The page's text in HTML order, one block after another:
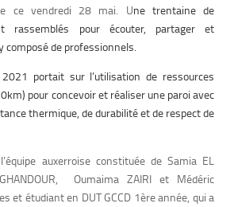
ce vendredi 28 mai. Une trentaine de
rassemblés pour écouter, partager et
composé de professionnels.
portait sur l’utilisation de ressources
pour concevoir et réaliser une paroi avec
thermique, de durabilité et de respect de
auxerroise constituée de Samia EL
Oumaima ZAIRI et Médéric
et étudiant en DUT GCCD 1ère année, qui a